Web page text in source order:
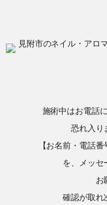
施術中はお電話
恐れ入り
【お名前・電話
を、メッセ
お
確認が取れ